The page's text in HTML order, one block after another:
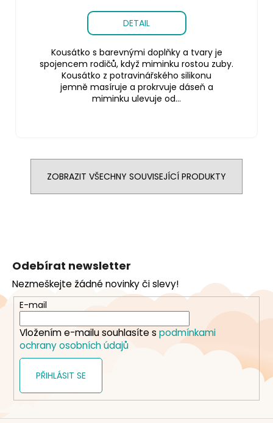
DETAIL
Kousátko s barevnými doplňky a tvary je
spojencem rodičů, když miminku rostou zuby.
Kousátko z potravinářského silikonu
jemně masíruje a prokrvuje dáseň a
miminku ulevuje od...
ZOBRAZIT VŠECHNY SOUVISEJÍCÍ PRODUKTY
a
t
Odebírat newsletter
Nezmeškejte žádné novinky či slevy!
E-mail
Vložením e-mailu souhlasíte s podmínkami
ochrany osobních údajů
PŘIHLÁSIT SE